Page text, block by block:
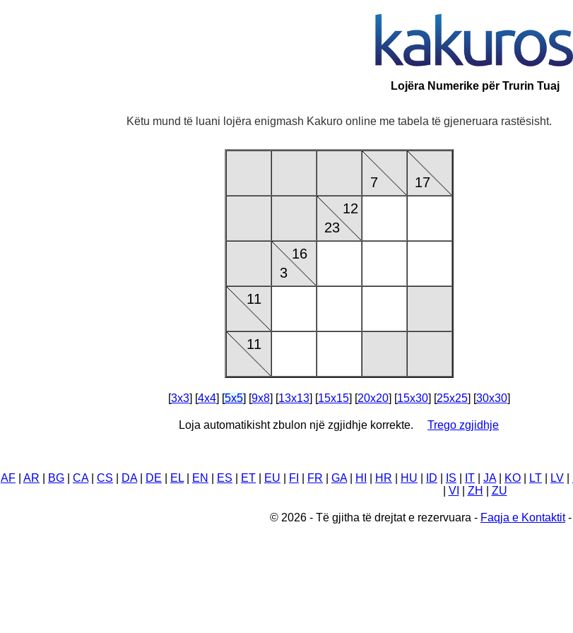
Lojëra Numerike për Trurin Tuaj
Këtu mund të luani lojëra enigmash Kakuro online me tabela të gjeneruara rastësisht.
7
17
12
23
16
3
11
11
[3x3] [4x4] [5x5] [9x8] [13x13] [15x15] [20x20] [15x30] [25x25] [30x30]
Loja automatikisht zbulon një zgjidhje korrekte.Trego zgjidhje
AF AR BG CA| CS DA| DE EL EN ES ET EU FI FR GA| HI HR HU ID IS IT JA| KO LT LV
VI ZH ZU
© 2026 - Të gjitha të drejtat e rezervuara - Faqja e Kontaktit-